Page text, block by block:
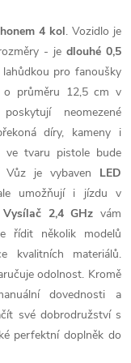
4 kol. Vozidlo je
- je dlouhé 0,5
pro fanoušky
průměru 12,5 cm v
neomezené
díry, kameny i
ve tvaru pistole bude
Vůz je vybaven LED
umožňují i ​​jízdu v
Vysílač 2,4 GHz vám
řídit několik modelů
kvalitních materiálů.
odolnost. Kromě
dovednosti a
své dobrodružství s
perfektní doplněk do